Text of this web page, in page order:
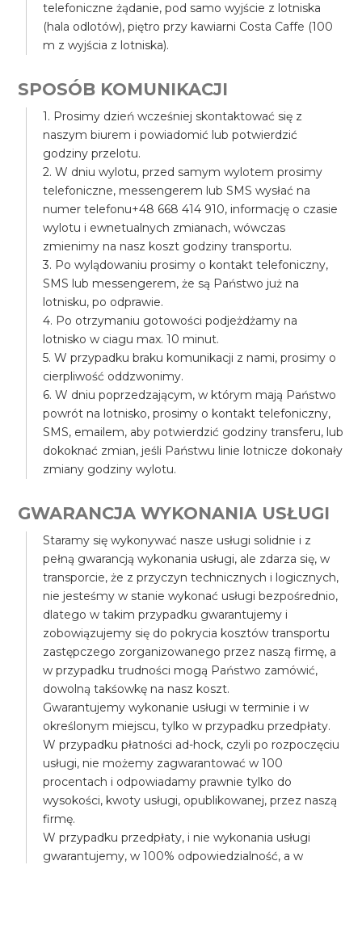
telefoniczne żądanie, pod samo wyjście z lotniska
(hala odlotów), piętro przy kawiarni Costa Caffe (100
m z wyjścia z lotniska).
SPOSÓB KOMUNIKACJI
1. Prosimy dzień wcześniej skontaktować się z
naszym biurem i powiadomić lub potwierdzić
godziny przelotu.
2. W dniu wylotu, przed samym wylotem prosimy
telefoniczne, messengerem lub SMS wysłać na
numer telefonu+48 668 414 910, informację o czasie
wylotu i ewnetualnych zmianach, wówczas
zmienimy na nasz koszt godziny transportu.
3. Po wylądowaniu prosimy o kontakt telefoniczny,
SMS lub messengerem, że są Państwo już na
lotnisku, po odprawie.
4. Po otrzymaniu gotowości podjeżdżamy na
lotnisko w ciagu max. 10 minut.
5. W przypadku braku komunikacji z nami, prosimy o
cierpliwość oddzwonimy.
6. W dniu poprzedzającym, w którym mają Państwo
powrót na lotnisko, prosimy o kontakt telefoniczny,
SMS, emailem, aby potwierdzić godziny transferu, lub
dokoknać zmian, jeśli Państwu linie lotnicze dokonały
zmiany godziny wylotu.
GWARANCJA WYKONANIA USŁUGI
Staramy się wykonywać nasze usługi solidnie i z
pełną gwarancją wykonania usługi, ale zdarza się, w
transporcie, że z przyczyn technicznych i logicznych,
nie jesteśmy w stanie wykonać usługi bezpośrednio,
dlatego w takim przypadku gwarantujemy i
zobowiązujemy się do pokrycia kosztów transportu
zastępczego zorganizowanego przez naszą firmę, a
w przypadku trudności mogą Państwo zamówić,
dowolną takśowkę na nasz koszt.
Gwarantujemy wykonanie usługi w terminie i w
określonym miejscu, tylko w przypadku przedpłaty.
W przypadku płatności ad-hock, czyli po rozpoczęciu
usługi, nie możemy zagwarantować w 100
procentach i odpowiadamy prawnie tylko do
wysokości, kwoty usługi, opublikowanej, przez naszą
firmę.
W przypadku przedpłaty, i nie wykonania usługi
gwarantujemy, w 100% odpowiedzialność, a w